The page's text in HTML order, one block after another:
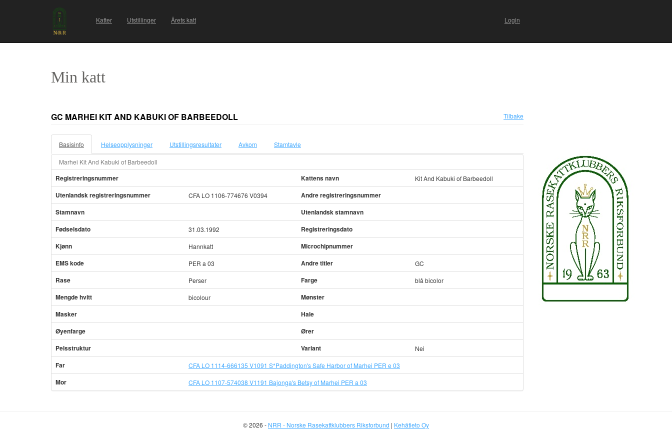
Katter Utstillinger Årets katt Login
Min katt
GC MARHEI KIT AND KABUKI OF BARBEEDOLL Tilbake
Basisinfo Helseopplysninger Utstillingsresultater Avkom Stamtavle
Marhei Kit And Kabuki of Barbeedoll
Registreringsnummer Kattens navn Kit And Kabuki of Barbeedoll
Utenlandsk registreringsnummer CFA LO 1106-774676 V0394
Andre registreringsnummer
Stamnavn
Utenlandsk stamnavn
Fødselsdato
31.03.1992
Registreringsdato
Kjønn
Hannkatt
Microchipnummer
EMS kode
PER a 03 Andre titler GC
Rase Perser Farge blå bicolor
Mengde hvitt bicolour
Mønster
Masker
Hale
Øyenfarge
Ører
Pelsstruktur
Variant Nei
Far CFA LO 1114-666135 V1091 S*Paddington's Safe Harbor of Marhei PER e 03
Mor CFA LO 1107-574038 V1191 Bajonga's Betsy of Marhei PER a 03
© 2026 - NRR - Norske Rasekattklubbers Riksforbund | Kehätieto Oy